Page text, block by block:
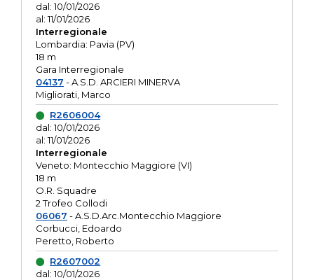
dal: 10/01/2026
al: 11/01/2026
Interregionale
Lombardia: Pavia (PV)
18 m
Gara Interregionale
04137 - A.S.D. ARCIERI MINERVA
Migliorati, Marco
R2606004
dal: 10/01/2026
al: 11/01/2026
Interregionale
Veneto: Montecchio Maggiore (VI)
18 m
O.R. Squadre
2 Trofeo Collodi
06067 - A.S.D.Arc.Montecchio Maggiore
Corbucci, Edoardo
Peretto, Roberto
R2607002
dal: 10/01/2026